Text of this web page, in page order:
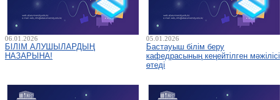
06.01.2026
БІЛІМ АЛУШЫЛАРДЫҢ
НАЗАРЫНА!
05.01.2026
Бастауыш білім беру
кафедрасының кеңейтілген мәжілісі
өтеді